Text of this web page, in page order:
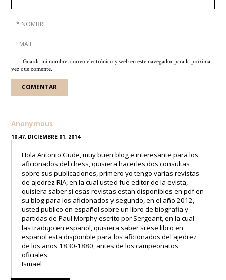
Guarda mi nombre, correo electrónico y web en este navegador para la próxima
vez que comente.
Anonymous
10:47, DICIEMBRE 01, 2014
Hola Antonio Gude, muy buen blog e interesante para los
aficionados del chess, quisiera hacerles dos consultas
sobre sus publicaciones, primero yo tengo varias revistas
de ajedrez RIA, en la cual usted fue editor de la evista,
quisiera saber si esas revistas estan disponibles en pdf en
su blog para los aficionados y segundo, en el año 2012,
usted publico en español sobre un libro de biografia y
partidas de Paul Morphy escrito por Sergeant, en la cual
las tradujo en español, quisiera saber si ese libro en
español esta disponible para los aficionados del ajedrez
de los años 1830-1880, antes de los campeonatos
oficiales.
Ismael